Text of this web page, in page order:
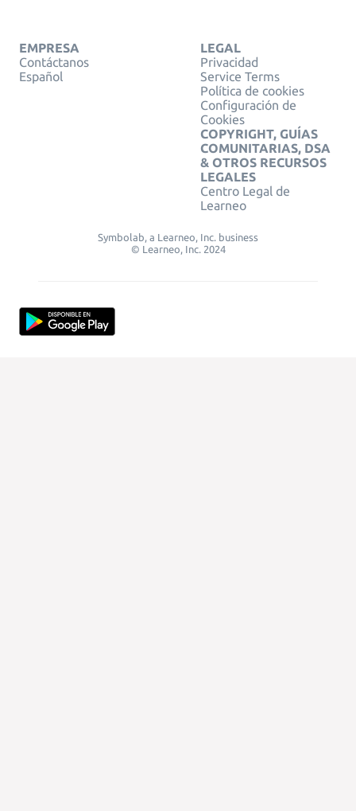
EMPRESA
Contáctanos
Español
LEGAL
Privacidad
Service Terms
Política de cookies
Configuración de
Cookies
COPYRIGHT, GUÍAS
COMUNITARIAS, DSA
& OTROS RECURSOS
LEGALES
Centro Legal de
Learneo
Symbolab, a Learneo, Inc. business
© Learneo, Inc. 2024